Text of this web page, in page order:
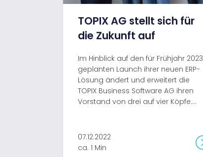
TOPIX AG stellt sich für
die Zukunft auf
Im Hinblick auf den für Frühjahr 2023
geplanten Launch ihrer neuen ERP-
Lösung ändert und erweitert die
TOPIX Business Software AG ihren
Vorstand von drei auf vier Köpfe....
07.12.2022
ca. 1 Min